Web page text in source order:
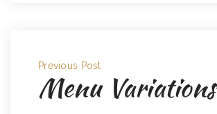
Previous Post
Menu Variations